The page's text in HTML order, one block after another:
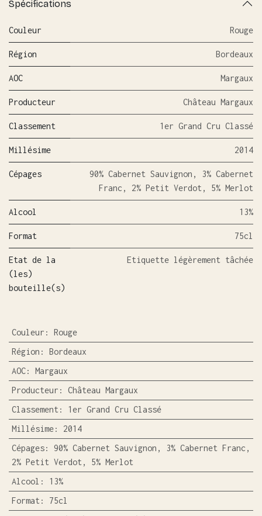
Spécifications
Couleur Rouge
Région Bordeaux
AOC Margaux
Producteur Château Margaux
Classement 1er Grand Cru Classé
Millésime 2014
Cépages
90% Cabernet Sauvignon, 3% Cabernet
Franc, 2% Petit Verdot, 5% Merlot
Alcool 13%
Format 75cl
Etat de la
(les)
bouteille(s)
Etiquette légèrement tâchée
Couleur : Rouge
Région : Bordeaux
AOC: Margaux
Producteur : Château Margaux
Classement : 1er Grand Cru Classé
Millésime: 2014
Cépages: 90% Cabernet Sauvignon, 3% Cabernet Franc,
2% Petit Verdot, 5% Merlot
Alcool : 13%
Format : 75cl